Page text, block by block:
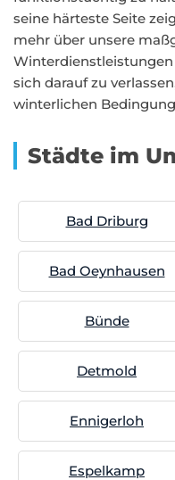
seine härteste Seite
mehr über unsere
sich darauf zu
winterlichen
Städte im
Bad Driburg
Bad Oeynhausen
Bünde
Detmold
Ennigerloh
Espelkamp